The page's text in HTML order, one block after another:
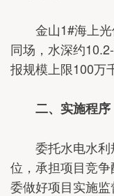
金山1#海上光
同场，水深约
报规模上限100万
二、实施程序
委托水电水利
位，承担项目竞
委做好项目实施监